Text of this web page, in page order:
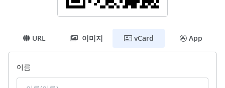
URL 이미지 vCard App
이름